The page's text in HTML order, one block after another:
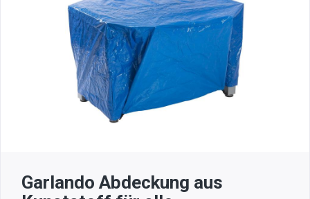
Garlando Abdeckung aus